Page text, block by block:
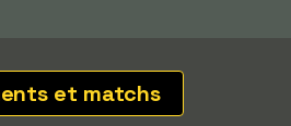
et matchs